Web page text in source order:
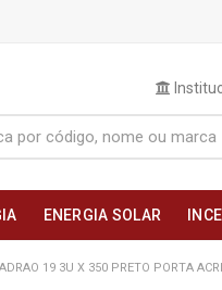
ENERGIA SOLAR
19 3U X 350 PRETO PORTA